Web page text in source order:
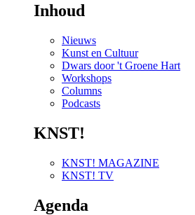
Inhoud
Nieuws
Kunst en Cultuur
Dwars door 't Groene Hart
Workshops
Columns
Podcasts
KNST!
KNST! MAGAZINE
KNST! TV
Agenda